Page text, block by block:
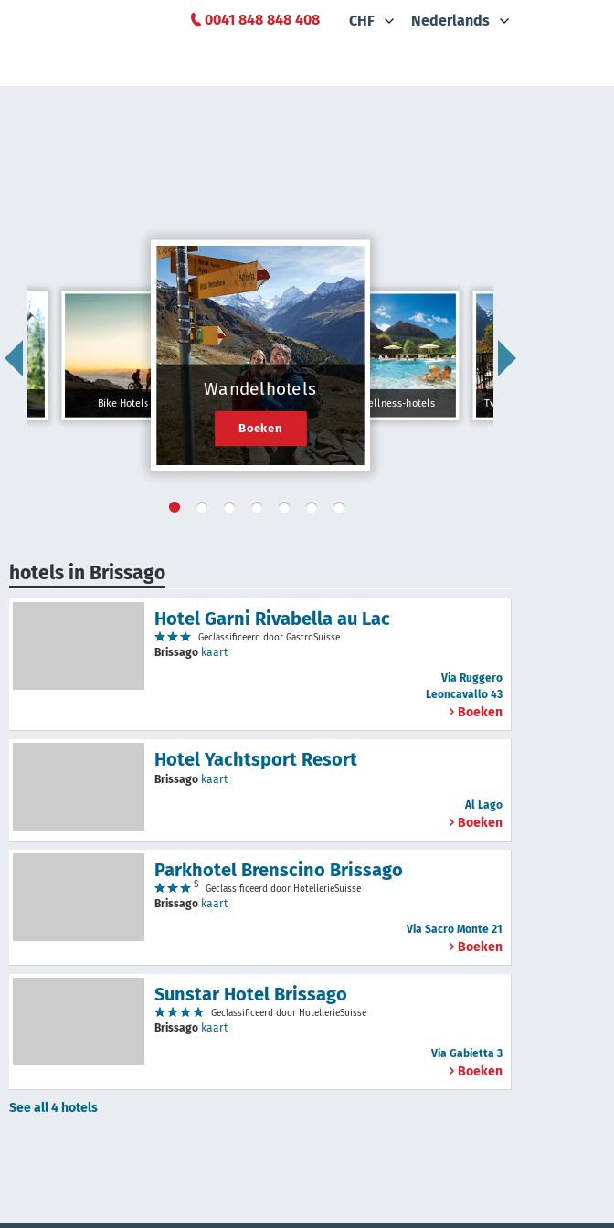
0041 848 848 408 CHF Nederlands
Bike Hotels
Wandelhotels
Boeken
Wellness-hotels Typically Swiss Hotels
hotels in Brissago
Hotel Garni Rivabella au Lac
Geclassificeerd door GastroSuisse
Brissago kaart
Via Ruggero
Leoncavallo 43
Boeken
Hotel Yachtsport Resort
Brissago kaart
Al Lago
Boeken
Parkhotel Brenscino Brissago
S Geclassificeerd door HotellerieSuisse
Brissago kaart
Via Sacro Monte 21
Boeken
Sunstar Hotel Brissago
Geclassificeerd door HotellerieSuisse
Brissago kaart
Via Gabietta 3
Boeken
See all 4 hotels